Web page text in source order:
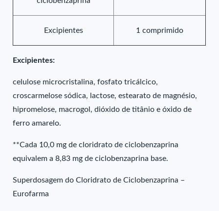
Excipientes 1 comprimido
Excipientes:
celulose microcristalina, fosfato tricálcico,
croscarmelose sódica, lactose, estearato de magnésio,
hipromelose, macrogol, dióxido de titânio e óxido de
ferro amarelo.
**Cada 10,0 mg de cloridrato de ciclobenzaprina
equivalem a 8,83 mg de ciclobenzaprina base.
Superdosagem do Cloridrato de Ciclobenzaprina –
Eurofarma